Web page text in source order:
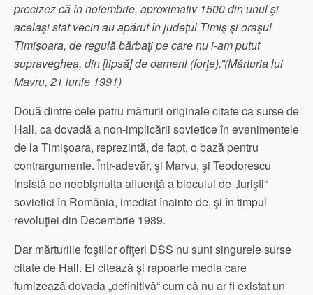
precizez că în noiembrie, aproximativ 1500 din unul şi
acelaşi stat vecin au apărut în judeţul Timiş şi oraşul
Timişoara, de regulă bărbaţi pe care nu i-am putut
supraveghea, din [lipsă] de oameni (forţe).”(Mărturia lui
Mavru, 21 iunie 1991)
Două dintre cele patru mărturii originale citate ca surse de
Hall, ca dovadă a non-implicării sovietice în evenimentele
de la Timişoara, reprezintă, de fapt, o bază pentru
contrargumente. Într-adevăr, şi Marvu, şi Teodorescu
insistă pe neobişnuita afluenţă a blocului de „turişti“
sovietici în România, imediat înainte de, şi în timpul
revoluţiei din Decembrie 1989.
Dar mărturiile foştilor ofiţeri DSS nu sunt singurele surse
citate de Hall. El citează şi rapoarte media care
furnizează dovada „definitivă“ cum că nu ar fi existat un